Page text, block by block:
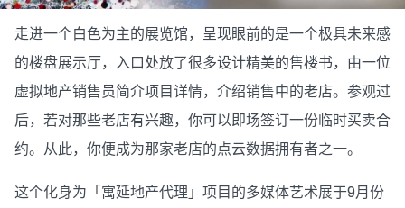
走进一个白色为主的展览馆，呈现眼前的是一个极具未来感
的楼盘展示厅，入口处放了很多设计精美的售楼书，由一位
虚拟地产销售员简介项目详情，介绍销售中的老店。参观过
后，若对那些老店有兴趣，你可以即场签订一份临时买卖合
约。从此，你便成为那家老店的点云数据拥有者之一。
这个化身为「寓延地产代理」项目的多媒体艺术展于9月份